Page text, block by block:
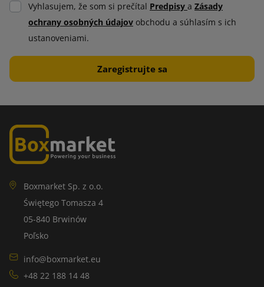
Vyhlasujem, že som si prečítal Predpisy a Zásady
ochrany osobných údajov obchodu a súhlasím s ich
ustanoveniami.
Boxmarket Sp. z o.o.
Świętego Tomasza 4
05-840 Brwinów
Poľsko
info@boxmarket.eu
+48 22 188 14 48